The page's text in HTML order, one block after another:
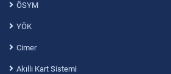
ÖSYM
YÖK
Cimer
Akıllı Kart Sistemi